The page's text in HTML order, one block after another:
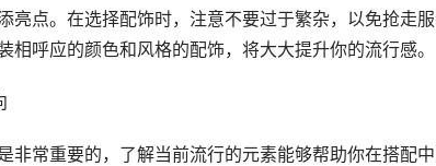
亮点。在选择配饰时，注意不要过于繁杂，以免抢走
相呼应的颜色和风格的配饰，将大大提升你的流行感。
非常重要的，了解当前流行的元素能够帮助你在搭配